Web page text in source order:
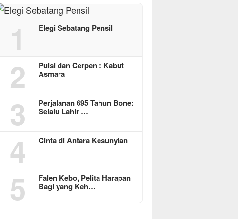
1 Elegi Sebatang Pensil
2
Puisi dan Cerpen : Kabut
Asmara
3
Perjalanan 695 Tahun Bone:
Selalu Lahir …
4 Cinta di Antara Kesunyian
5
Falen Kebo, Pelita Harapan
Bagi yang Keh…